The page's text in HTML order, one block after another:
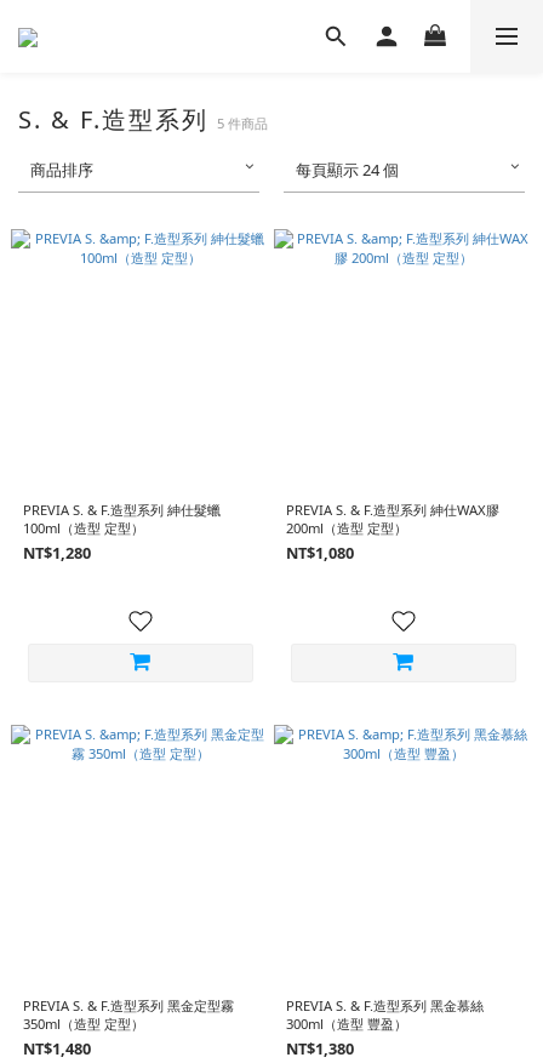
S. & F.造型系列 5 件商品
商品排序 每頁顯示 24 個
PREVIA S. & F.造型系列 紳仕髮蠟
100ml（造型 定型）
NT$1,280
PREVIA S. & F.造型系列 紳仕WAX膠
200ml（造型 定型）
NT$1,080
PREVIA S. & F.造型系列 黑金定型霧
350ml（造型 定型）
NT$1,480
PREVIA S. & F.造型系列 黑金慕絲
300ml（造型 豐盈）
NT$1,380